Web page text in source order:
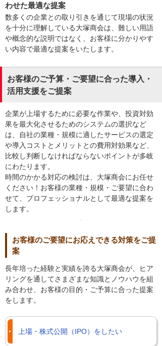
わせた最適な提案
数多くの企業との取り引きを通じて現場の状況
を十分に理解している大塚商会は、難しい用語
や概念的な説明ではなく、お客様に分かりやす
い内容で最適な提案をいたします。
お客様のご予算・ご要望に合った導入・
活用支援をご提案
企業が上場するために必要な作業や、投資対効
果を最大化させるためのシステムの選択など
は、自社の業種・規模に適したサービスの選定
や導入コストとメリットとの費用対効果など、
比較し判断しなければならないポイントが多岐
にわたります。
時間のかかる対応の検討は、大塚商会にお任せ
ください！お客様の業種・規模・ご要望に合わ
せて、プロフェッショナルとして最適な提案を
します。
お客様のご要望にお応えできる対策をご提
案
長年培った経験と実績を誇る大塚商会が、ヒア
リングを通してさまざまな知識とノウハウを組
み合わせ、お客様の目的・ご予算に合った提案
をします。
上場・株式公開（IPO）をしたい